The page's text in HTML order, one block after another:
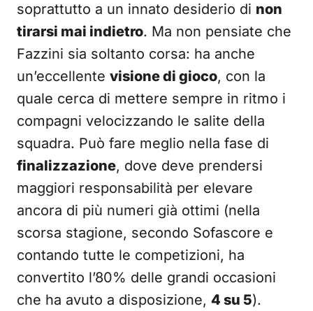
soprattutto a un innato desiderio di non
tirarsi mai indietro. Ma non pensiate che
Fazzini sia soltanto corsa: ha anche
un’eccellente visione di gioco, con la
quale cerca di mettere sempre in ritmo i
compagni velocizzando le salite della
squadra. Può fare meglio nella fase di
finalizzazione, dove deve prendersi
maggiori responsabilità per elevare
ancora di più numeri già ottimi (nella
scorsa stagione, secondo Sofascore e
contando tutte le competizioni, ha
convertito l’80% delle grandi occasioni
che ha avuto a disposizione, 4 su 5).